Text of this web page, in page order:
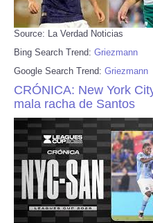
Source: La Verdad Noticias
Bing Search Trend: Griezmann
Google Search Trend: Griezmann
CRÓNICA: New York
mala racha de Santos